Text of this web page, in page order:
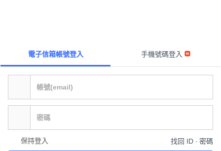
電子信箱帳號登入 手機號碼登入
保持登入 找回 ID ∙ 密碼